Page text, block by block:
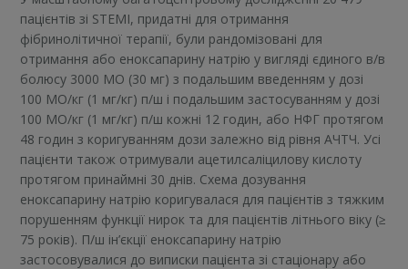
пацієнтів зі STEMI, придатні для отримання
фібринолітичної терапії, були рандомізовані для
отримання або еноксапарину натрію у вигляді єдиного в/в
болюсу 3000 МО (30 мг) з подальшим введенням у дозі
100 МО/кг (1 мг/кг) п/ш і подальшим застосуванням у дозі
100 МО/кг (1 мг/кг) п/ш кожні 12 годин, або НФГ протягом
48 годин з коригуванням дози залежно від рівня АЧТЧ. Усі
пацієнти також отримували ацетилсаліцилову кислоту
протягом принаймні 30 днів. Схема дозування
еноксапарину натрію коригувалася для пацієнтів з тяжким
порушенням функції нирок та для пацієнтів літнього віку (≥
75 років). П/ш ін’єкції еноксапарину натрію
застосовувалися до виписки пацієнта зі стаціонару або